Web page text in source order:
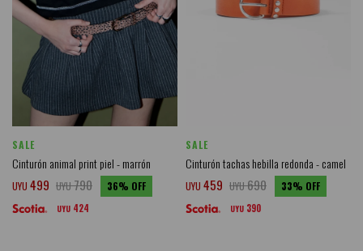
SALE
Cinturón animal print piel - marrón
UYU 499 UYU790 36
UYU 424
SALE
Cinturón tachas hebilla redonda - camel
UYU 459 UYU690 33
UYU 390